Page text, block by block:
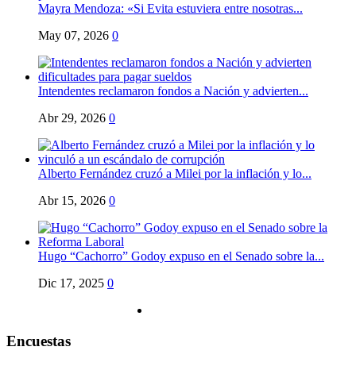
Mayra Mendoza: «Si Evita estuviera entre nosotras...
May 07, 2026 0
Intendentes reclamaron fondos a Nación y advierten...
Abr 29, 2026 0
Alberto Fernández cruzó a Milei por la inflación y lo...
Abr 15, 2026 0
Hugo “Cachorro” Godoy expuso en el Senado sobre la...
Dic 17, 2025 0
Encuestas